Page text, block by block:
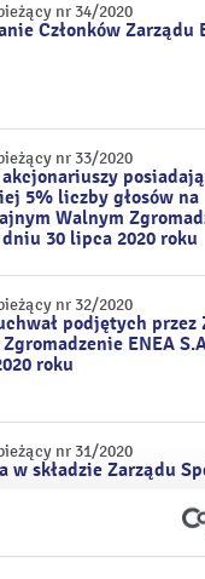
nr 34/2020
Członków Zarządu
nr 33/2020
akcjonariuszy
5% liczby głosów na
Walnym
30 lipca 2020 roku
nr 32/2020
podjętych przez
ENEA
roku
nr 31/2020
w składzie Zarządu